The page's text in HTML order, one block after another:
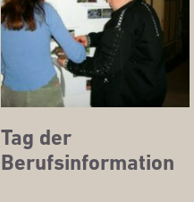
Tag der
Berufsinformation